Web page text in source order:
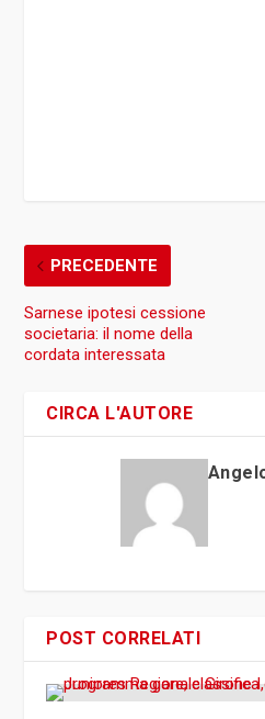
PRECEDENTE
Sarnese ipotesi cessione
societaria: il nome della
cordata interessata
CIRCA L'AUTORE
POST CORRELATI